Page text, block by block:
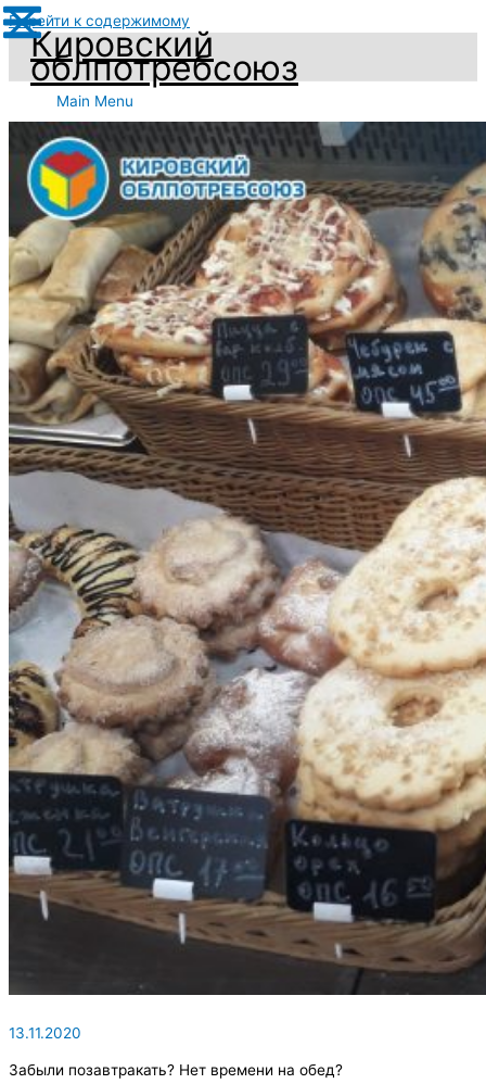
Перейти к содержимому
Кировский
облпотребсоюз
Main Menu
13.11.2020
Забыли позавтракать? Нет времени на обед?